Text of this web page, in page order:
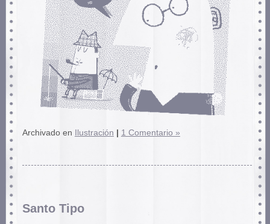
Archivado en Ilustración 1 Comentario »
Santo Tipo